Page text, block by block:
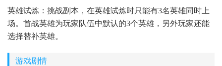
英雄试炼：挑战副本，在英雄试炼时只能有3名英雄同时上
场。首战英雄为玩家队伍中默认的3个英雄，另外玩家还能
选择替补英雄。
游戏剧情